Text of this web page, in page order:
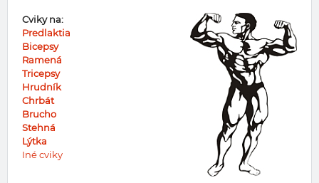
Cviky na:
Predlaktia
Bicepsy
Ramená
Tricepsy
Hrudník
Chrbát
Brucho
Stehná
Lýtka
Iné cviky